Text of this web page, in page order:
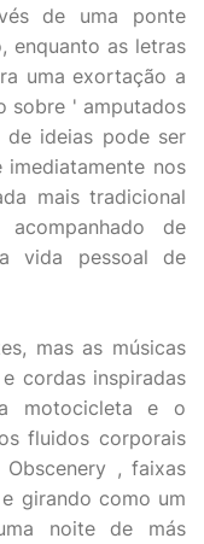
de uma ponte
enquanto as letras
uma exortação a
sobre ' amputados
de ideias pode ser
nos
mais tradicional
de
vida pessoal de
mas as músicas
cordas inspiradas
motocicleta e o
fluidos corporais
, faixas
girando como um
noite de más